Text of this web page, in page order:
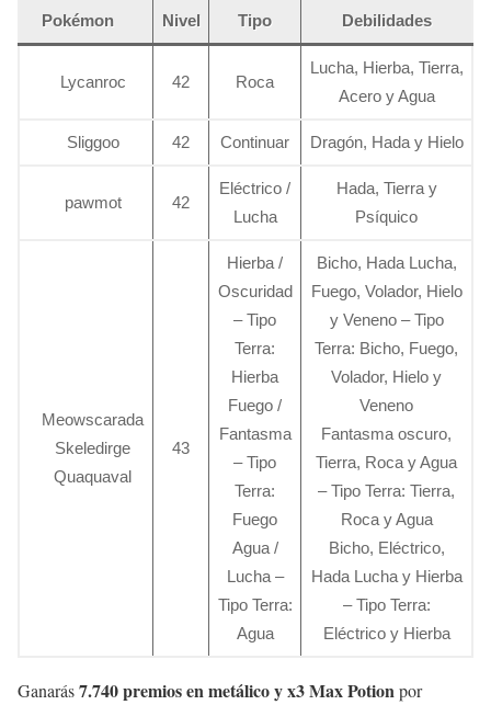
Pokémon Nivel Tipo Debilidades
Lycanroc 42 Roca
Lucha, Hierba, Tierra,
Acero y Agua
Sliggoo 42 Continuar Dragón, Hada y Hielo
pawmot 42
Eléctrico /
Lucha
Hada, Tierra y
Psíquico
Meowscarada
Skeledirge
Quaquaval
43
Hierba /
Oscuridad
– Tipo
Terra:
Hierba
Fuego /
Fantasma
– Tipo
Terra:
Fuego
Agua /
Lucha –
Tipo Terra:
Agua
Bicho, Hada Lucha,
Fuego, Volador, Hielo
y Veneno – Tipo
Terra: Bicho, Fuego,
Volador, Hielo y
Veneno
Fantasma oscuro,
Tierra, Roca y Agua
– Tipo Terra: Tierra,
Roca y Agua
Bicho, Eléctrico,
Hada Lucha y Hierba
– Tipo Terra:
Eléctrico y Hierba
Ganarás7.740 premios en metálico y x3 Max Potionpor